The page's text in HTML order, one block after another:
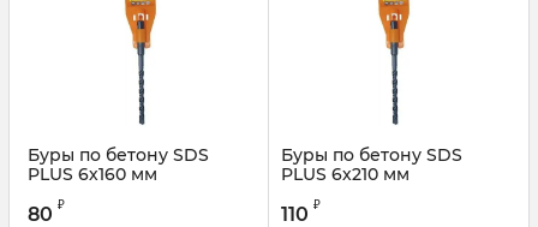
Буры пo бетону SDS
PLUS 6х160 мм
Артикул:
80 ₽
Буры пo бетону SDS
PLUS 6х210 мм
Артикул:
110 ₽